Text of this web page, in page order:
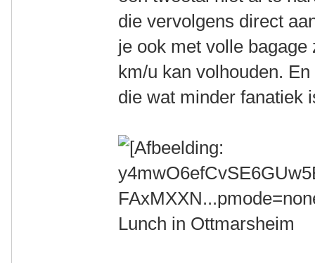
die vervolgens direct
je ook met volle
km/u kan volhouden.
die wat minder fanatiek
Lunch in Ottmarsheim